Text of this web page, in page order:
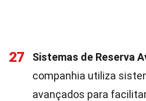
27 Sistemas de Reserva
companhia utiliza
avançados para